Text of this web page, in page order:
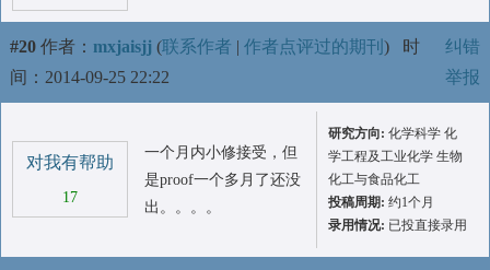
#20 作者： mxjaisjj (联系作者 | 作者点评过的期刊 ) 时
间：2014-09-25 22:22
纠错
举报
对我有帮助
17
一个月内小修接受，但
是proof一个多月了还没
出。。。。
研究方向: 化学科学 化
学工程及工业化学 生物
化工与食品化工
投稿周期: 约1个月
录用情况: 已投直接录用